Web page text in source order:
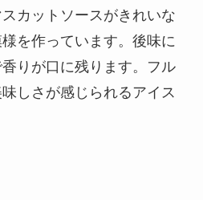
カットソースがきれいな
を作っています。後味に
りが口に残ります。フル
しさが感じられるアイス